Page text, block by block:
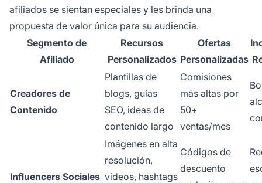
afiliados se sientan especiales y les brinda una
propuesta de valor única para su audiencia.
Segmento de
Afiliado
Recursos
Personalizados
Ofertas
Personalizadas
Creadores de
Contenido
Plantillas de
blogs, guías
SEO, ideas de
contenido largo
Comisiones
más altas por
50+
ventas/mes
Influencers Sociales
Imágenes en alta
resolución,
videos, hashtags
Códigos de
descuento